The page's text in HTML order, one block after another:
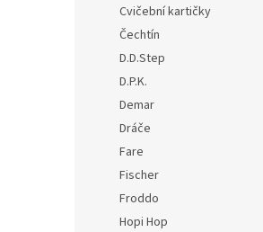
Cvičební kartičky
Čechtín
D.D.Step
D.P.K.
Demar
Dráče
Fare
Fischer
Froddo
Hopi Hop